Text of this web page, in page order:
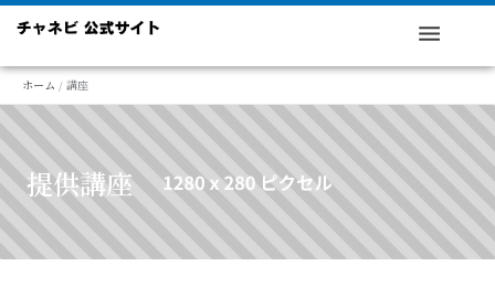
内
を
ス
キ
ッ
プ
ホーム 講座
提供講座